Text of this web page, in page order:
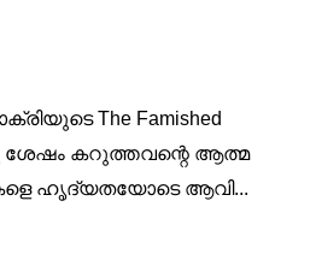
The Famished
ശേഷം കറുത്തവന്റെ ആത്മ
ഹൃദ്യതയോടെ ആവി...